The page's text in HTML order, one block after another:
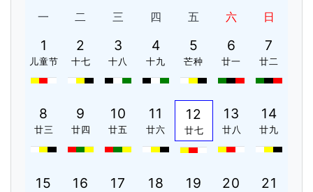
一 二 三 四 五 六 日
1
儿童节
2
十七
3
十八
4
十九
5
芒种
6
廿一
7
廿二
8
廿三
9
廿四
10
廿五
11
廿六
12
廿七
13
廿八
14
廿九
15 16 17 18 19 20 21